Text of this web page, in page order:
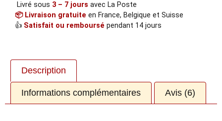
Livré sous 3 – 7 jours avec La Poste
📦 Livraison gratuite en France, Belgique et Suisse
👍 Satisfait ou remboursé pendant 14 jours
Description
Informations complémentaires Avis (6)